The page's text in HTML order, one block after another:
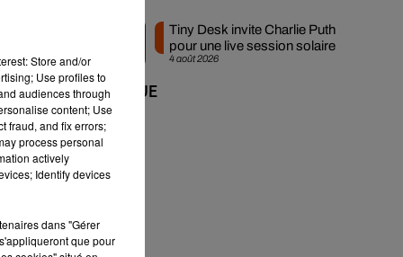
4 août 2026
Tiny Desk invite Charlie Puth
pour une live session solaire
+ DE MUSIQUE
Store and/or
Use profiles to
audiences through
content; Use
fraud, and fix errors;
process personal
actively
Identify devices
dans "Gérer
que pour